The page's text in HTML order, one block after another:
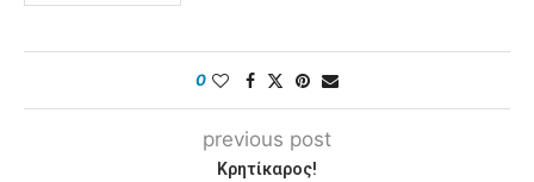
0
previous post
Κρητίκαρος!